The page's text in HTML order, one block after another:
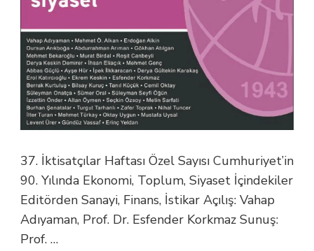
37. İktisatçılar Haftası Özel Sayısı Cumhuriyet’in
90. Yılında Ekonomi, Toplum, Siyaset İçindekiler
Editörden Sanayi, Finans, İstikar Açılış: Vahap
Adıyaman, Prof. Dr. Esfender Korkmaz Sunuş:
Prof. …